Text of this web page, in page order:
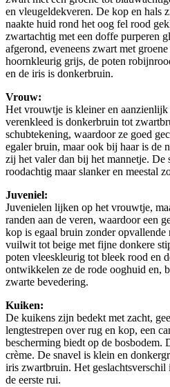
en vleugeldekveren. De kop en hals
naakte huid rond het oog fel rood
zwartachtig met een doffe purperen
afgerond, eveneens zwart met
hoornkleurig grijs, de poten
en de iris is donkerbruin.
Vrouw:
Het vrouwtje is kleiner en
verenkleed is donkerbruin tot
schubtekening, waardoor ze goed
egaler bruin, maar ook bij haar is de
zij het valer dan bij het mannetje. De
roodachtig maar slanker en meestal
Juveniel:
Juvenielen lijken op het vrouwtje,
randen aan de veren, waardoor een
kop is egaal bruin zonder
vuilwit tot beige met fijne donkere
poten vleeskleurig tot bleek rood en
ontwikkelen ze de rode ooghuid en,
zwarte bevedering.
Kuiken:
De kuikens zijn bedekt met zacht,
lengtestrepen over rug en kop, een
bescherming biedt op de bosbodem.
crème. De snavel is klein en
iris zwartbruin. Het geslachtsverschil
de eerste rui.